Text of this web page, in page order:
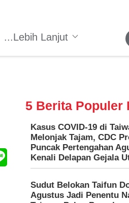
...Lebih Lanjut
5 Berita Populer
Kasus COVID-19 di
Melonjak Tajam, CDC
Puncak Pertengahan
Kenali Delapan Gejala
Sudut Belokan Taifun
Agustus Jadi Penentu